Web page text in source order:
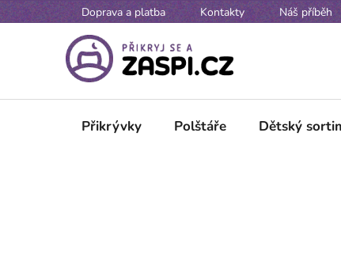
Přejít na obsahDoprava a platba Kontakty Náš příběh
Přikrývky Polštáře Dětský